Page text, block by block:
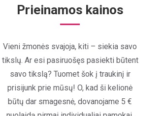
Prieinamos kainos
Vieni žmonės svajoja, kiti – siekia savo
tikslų. Ar esi pasiruošęs pasiekti būtent
savo tikslą? Tuomet šok į traukinį ir
prisijunk prie mūsų! O, kad ši kelionė
būtų dar smagesnė, dovanojame 5 €